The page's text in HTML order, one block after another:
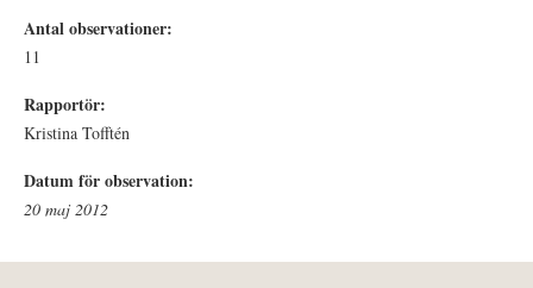
Antal observationer:
11
Rapportör:
Kristina Tofftén
Datum för observation:
20 maj 2012